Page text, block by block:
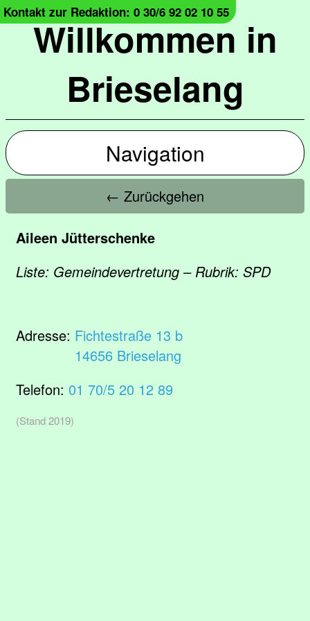
Willkommen in
Brieselang
Kontakt zur Redaktion: 0 30/6 92 02 10 55
Navigation
← Zurückgehen
Aileen Jütterschenke
Liste: Gemeindevertretung – Rubrik: SPD
Adresse: Fichtestraße 13 b
14656 Brieselang
Telefon: 01 70/5 20 12 89
(Stand 2019)